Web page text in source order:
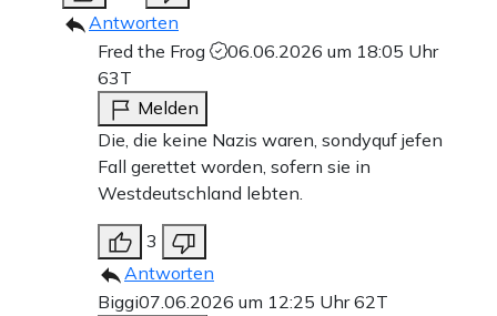
Antworten
Fred the Frog
06.06.2026 um 18:05 Uhr
63T
Melden
Die, die keine Nazis waren, sondyquf jefen
Fall gerettet worden, sofern sie in
Westdeutschland lebten.
3
Antworten
Biggi07.06.2026 um 12:25 Uhr62T